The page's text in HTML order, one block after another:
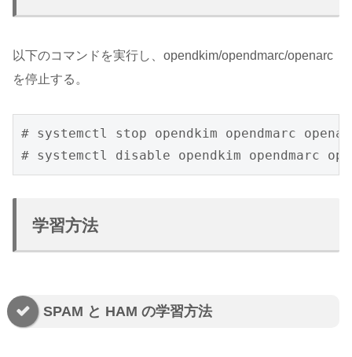
以下のコマンドを実行し、opendkim/opendmarc/openarc
を停止する。
# systemctl stop opendkim opendmarc
# systemctl disable opendkim opendmarc
学習方法
SPAM と HAM の学習方法